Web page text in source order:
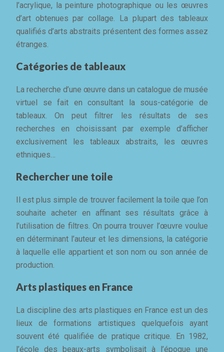
l’acrylique, la peinture photographique ou les œuvres
d’art obtenues par collage. La plupart des tableaux
qualifiés d’arts abstraits présentent des formes assez
étranges.
Catégories de tableaux
La recherche d’une œuvre dans un catalogue de musée
virtuel se fait en consultant la sous-catégorie de
tableaux. On peut filtrer les résultats de ses
recherches en choisissant par exemple d’afficher
exclusivement les tableaux abstraits, les œuvres
ethniques…
Rechercher une toile
Il est plus simple de trouver facilement la toile que l’on
souhaite acheter en affinant ses résultats grâce à
l’utilisation de filtres. On pourra trouver l’œuvre voulue
en déterminant l’auteur et les dimensions, la catégorie
à laquelle elle appartient et son nom ou son année de
production.
Arts plastiques en France
La discipline des arts plastiques en France est un des
lieux de formations artistiques quelquefois ayant
souvent été qualifiée de pratique critique. En 1982,
l’école des beaux-arts symbolisait à l’époque une